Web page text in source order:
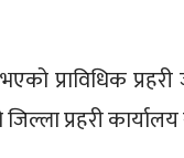
प्राविधिक प्रहरी
प्रहरी